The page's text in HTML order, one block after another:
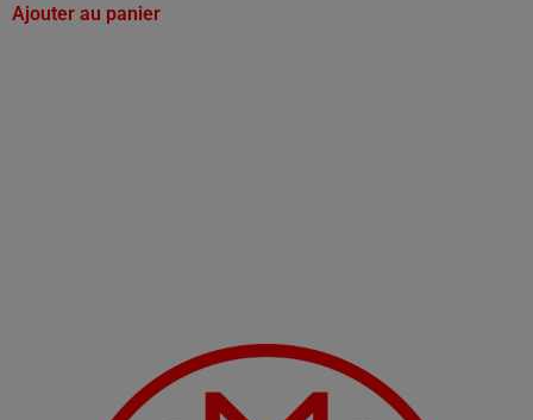
Ajouter au panier